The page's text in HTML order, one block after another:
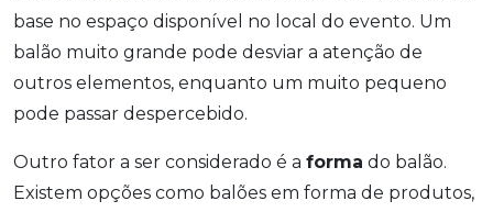
base no espaço disponível no local do evento. Um
balão muito grande pode desviar a atenção de
outros elementos, enquanto um muito pequeno
pode passar despercebido.
Outro fator a ser considerado é a forma do balão.
Existem opções como balões em forma de produtos,